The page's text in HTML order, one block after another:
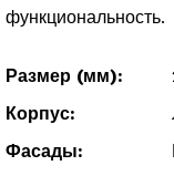
функциональность.
Размер (мм):
Корпус:
Фасады: